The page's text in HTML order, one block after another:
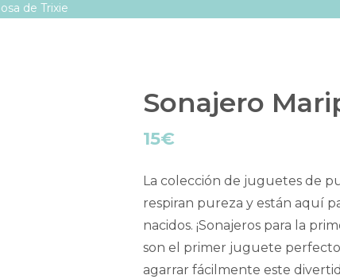
de Trixie
Sonajero
15€
La colección de juguetes de
respiran pureza y están aquí
nacidos. ¡Sonajeros para la
son el primer juguete
agarrar fácilmente este